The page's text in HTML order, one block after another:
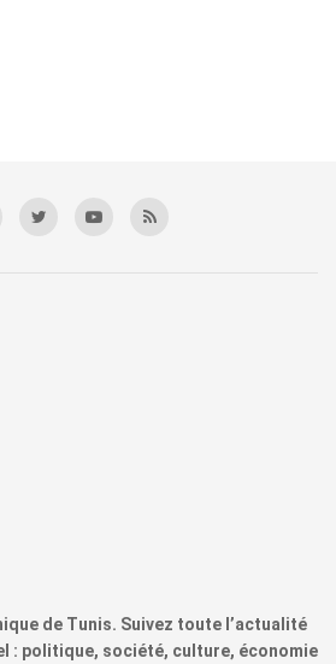
de Tunis. Suivez toute l’actualité
: politique, société, culture, économie